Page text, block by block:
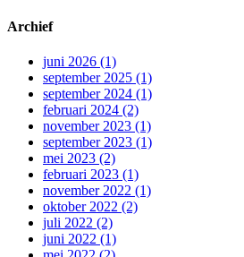
Archief
juni 2026 (1)
september 2025 (1)
september 2024 (1)
februari 2024 (2)
november 2023 (1)
september 2023 (1)
mei 2023 (2)
februari 2023 (1)
november 2022 (1)
oktober 2022 (2)
juli 2022 (2)
juni 2022 (1)